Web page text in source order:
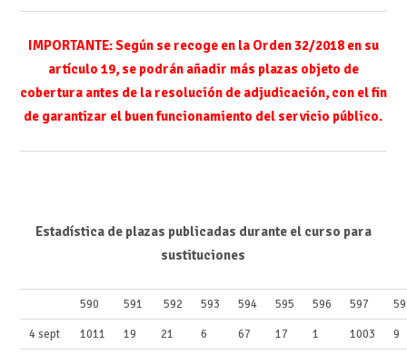
IMPORTANTE: Según se recoge en la Orden 32/2018 en su
artículo 19, se podrán añadir más plazas objeto de
cobertura antes de la resolución de adjudicación, con el fin
de garantizar el buen funcionamiento del servicio público.
Estadística de plazas publicadas durante el curso para
sustituciones
590 591 592 593 594 595 596 597
4 sept 1011 19 21 6 67 17 1 1003 9